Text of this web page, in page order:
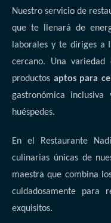
Nuestro servicio de
que te llenará de
laborales y te diriges a
cercano. Una variedad
productos aptos para
gastronómica
huéspedes.
En el Restaurante
culinarias únicas de
maestra que combina
cuidadosamente para
exquisitos.